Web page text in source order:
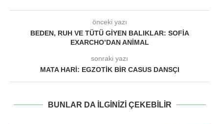
önceki yazı
BEDEN, RUH VE TÜTÜ GIYEN BALIKLAR: SOFIA
EXARCHO’DAN ANIMAL
sonraki yazı
MATA HARI: EGZOTIK BIR CASUS DANSÇI
BUNLAR DA ILGINIZI ÇEKEBILIR